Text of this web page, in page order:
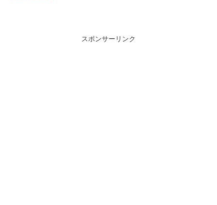
スポンサーリンク